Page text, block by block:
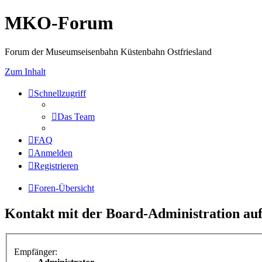
MKO-Forum
Forum der Museumseisenbahn Küstenbahn Ostfriesland
Zum Inhalt
Schnellzugriff
Das Team
FAQ
Anmelden
Registrieren
Foren-Übersicht
Kontakt mit der Board-Administration
Empfänger: